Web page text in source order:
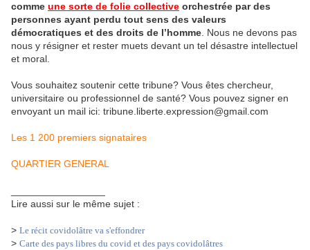
comme une sorte de folie collective orchestrée par des
personnes ayant perdu tout sens des valeurs
démocratiques et des droits de l’homme . Nous ne devons pas
nous y résigner et rester muets devant un tel désastre intellectuel
et moral.
Vous souhaitez soutenir cette tribune? Vous êtes chercheur,
universitaire ou professionnel de santé? Vous pouvez signer en
envoyant un mail ici: tribune.liberte.expression@gmail.com
Les 1 200 premiers signataires
QUARTIER GENERAL
Lire aussi sur le même sujet :
> Le récit covidolâtre va s'effondrer
> Carte des pays libres du covid et des pays covidolâtres